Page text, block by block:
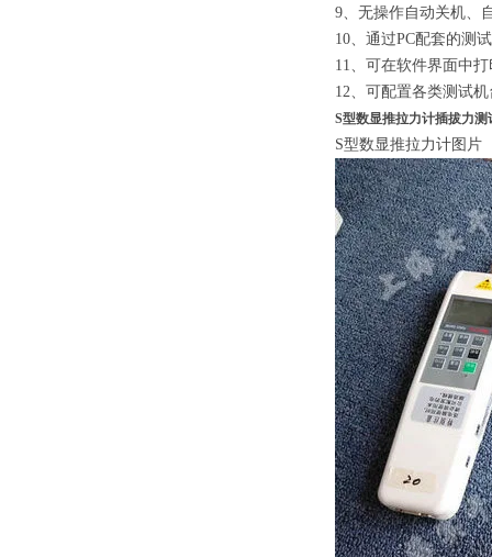
9、无操作自动关机、
10、通过PC配套的测
11、可在软件界面中
12、可配置各类测试
S型数显推拉力计插拔力测
S型数显推拉力计图片